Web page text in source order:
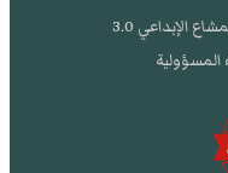
الإبداعي 3.0
المسؤولية